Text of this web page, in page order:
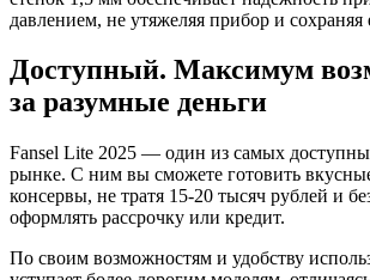
давлением, не утяжеляя прибор и сохраняя
Доступный. Максимум
за разумные деньги
Fansel Lite 2025 — один из самых
рынке. С ним вы сможете готовить
консервы, не тратя 15-20 тысяч рублей и
оформлять рассрочку или кредит.
По своим возможностям и удобству